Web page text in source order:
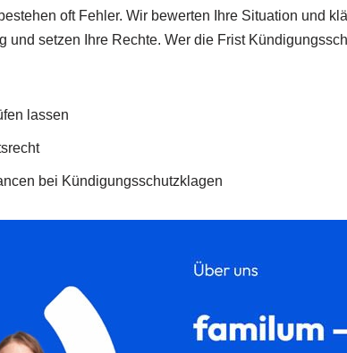
oft Fehler. Wir bewerten Ihre Situation und
und setzen Ihre Rechte. Wer die Frist
lassen
bei Kündigungsschutzklagen